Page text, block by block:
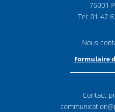
75001
Tel: 01 42
Nous
Formulaire
Contact